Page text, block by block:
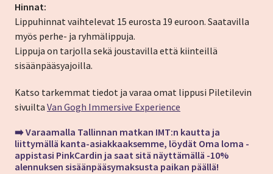
Hinnat:
Lippuhinnat vaihtelevat 15 eurosta 19 euroon. Saatavilla
myös perhe- ja ryhmälippuja.
Lippuja on tarjolla sekä joustavilla että kiinteillä
sisäänpääsyajoilla.
Katso tarkemmat tiedot ja varaa omat lippusi Piletilevin
sivuilta Van Gogh Immersive Experience
➡️Varaamalla Tallinnan matkan IMT:n kautta ja
liittymällä kanta-asiakkaaksemme, löydät Oma loma -
appistasi PinkCardin ja saat sitä näyttämällä -10%
alennuksen sisäänpääsymaksusta paikan päällä!